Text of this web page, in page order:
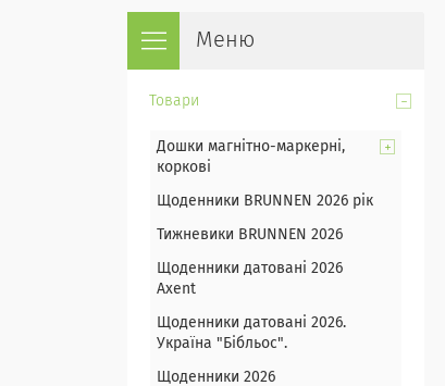
Товари
Дошки магнітно-маркерні,
коркові
Щоденники BRUNNEN 2026 рік
Тижневики BRUNNEN 2026
Щоденники датовані 2026
Axent
Щоденники датовані 2026.
Україна "Бібльос".
Щоденники 2026